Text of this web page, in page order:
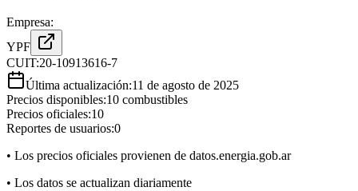
Empresa:
YPF
CUIT:20-10913616-7
Última actualización:11 de agosto de 2025
Precios disponibles:10 combustibles
Precios oficiales:10
Reportes de usuarios:0
• Los precios oficiales provienen de datos.energia.gob.ar
• Los datos se actualizan diariamente